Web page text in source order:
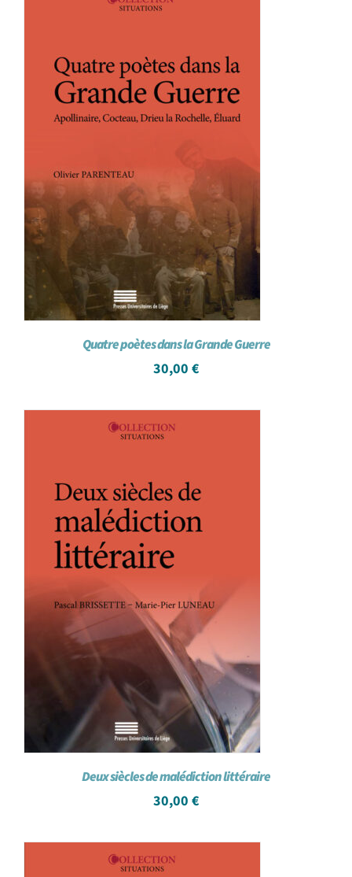
Panier WooCommerce
Quatre poètes dans la Grande Guerre
30,00 €
Deux siècles de malédiction littéraire
30,00 €